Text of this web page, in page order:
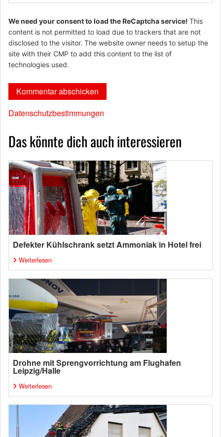
We need your consent to load the ReCaptcha service! This
content is not permitted to load due to trackers that are not
disclosed to the visitor. The website owner needs to setup the
site with their CMP to add this content to the list of
technologies used.
Datenschutzbestimmungen
Das könnte dich auch interessieren
Defekter Kühlschrank setzt Ammoniak in Hotel frei
Weiterlesen
Drohne mit Sprengvorrichtung am Flughafen
Leipzig/Halle
Weiterlesen